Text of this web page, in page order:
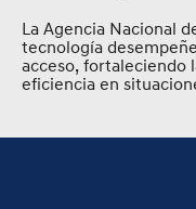
La Agencia Nacional
tecnología
acceso, fortaleciendo
eficiencia en